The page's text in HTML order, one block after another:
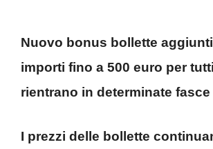
Nuovo bonus bollette
importi fino a 500 euro per
rientrano in determinate fasce
I prezzi delle bollette